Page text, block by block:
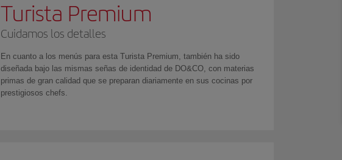
Turista Premium
Cuidamos los detalles
En cuanto a los menús para esta Turista Premium, también ha sido
diseñada bajo las mismas señas de identidad de DO&CO, con materias
primas de gran calidad que se preparan diariamente en sus cocinas por
prestigiosos chefs.